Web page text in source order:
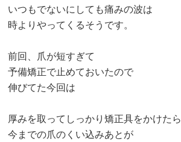
いつもでないにしても痛みの波は
時よりやってくるそうです。
前回、爪が短すぎて
予備矯正で止めておいたので
伸びてた今回は
厚みを取ってしっかり矯正具をかけたら
今までの爪のくい込みあとが